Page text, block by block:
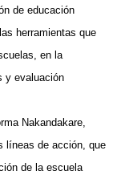
de educación
herramientas que
en la
y evaluación
Nakandakare,
líneas de acción, que
de la escuela